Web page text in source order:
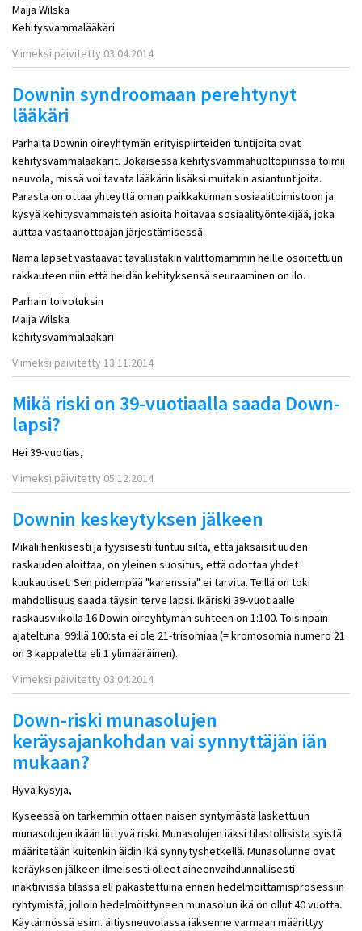
Maija Wilska
Kehitysvammalääkäri
Viimeksi päivitetty 03.04.2014
Downin syndroomaan perehtynyt
lääkäri
Parhaita Downin oireyhtymän erityispiirteiden tuntijoita ovat
kehitysvammalääkärit. Jokaisessa kehitysvammahuoltopiirissä toimii
neuvola, missä voi tavata lääkärin lisäksi muitakin asiantuntijoita.
Parasta on ottaa yhteyttä oman paikkakunnan sosiaalitoimistoon ja
kysyä kehitysvammaisten asioita hoitavaa sosiaalityöntekijää, joka
auttaa vastaanottoajan järjestämisessä.
Nämä lapset vastaavat tavallistakin välittömämmin heille osoitettuun
rakkauteen niin että heidän kehityksensä seuraaminen on ilo.
Parhain toivotuksin
Maija Wilska
kehitysvammalääkäri
Viimeksi päivitetty 13.11.2014
Mikä riski on 39-vuotiaalla saada Down-
lapsi?
Hei 39-vuotias,
Viimeksi päivitetty 05.12.2014
Downin keskeytyksen jälkeen
Mikäli henkisesti ja fyysisesti tuntuu siltä, että jaksaisit uuden
raskauden aloittaa, on yleinen suositus, että odottaa yhdet
kuukautiset. Sen pidempää "karenssia" ei tarvita. Teillä on toki
mahdollisuus saada täysin terve lapsi. Ikäriski 39-vuotiaalle
raskausviikolla 16 Dowin oireyhtymän suhteen on 1:100. Toisinpäin
ajateltuna: 99:llä 100:sta ei ole 21-trisomiaa (= kromosomia numero 21
on 3 kappaletta eli 1 ylimääräinen).
Viimeksi päivitetty 03.04.2014
Down-riski munasolujen
keräysajankohdan vai synnyttäjän iän
mukaan?
Hyvä kysyjä,
Kyseessä on tarkemmin ottaen naisen syntymästä laskettuun
munasolujen ikään liittyvä riski. Munasolujen iäksi tilastollisista syistä
määritetään kuitenkin äidin ikä synnytyshetkellä. Munasolunne ovat
keräyksen jälkeen ilmeisesti olleet aineenvaihdunnallisesti
inaktiivissa tilassa eli pakastettuina ennen hedelmöittämisprosessiin
ryhtymistä, jolloin hedelmöittyneen munasolun ikä on ollut 40 vuotta.
Käytännössä esim. äitiysneuvolassa iäksenne varmaan määrittyy